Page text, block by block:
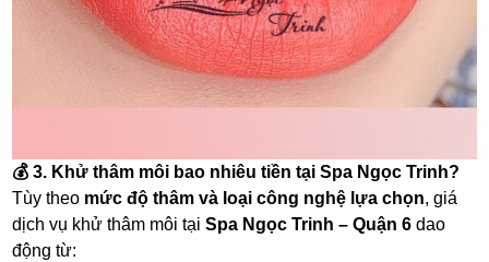
💰3. Khử thâm môi bao nhiêu tiền tại Spa Ngọc Trinh?
Tùy theo mức độ thâm và loại công nghệ lựa chọn, giá
dịch vụ khử thâm môi tạiSpa Ngọc Trinh – Quận 6 dao
động từ: